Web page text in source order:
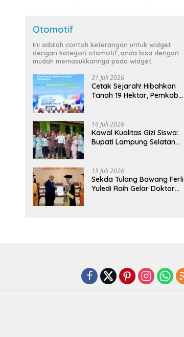
Otomotif
Ini adalah contoh keterangan untuk widget
dengan kategori otomotif, anda bisa dengan
mudah memasukkannya pada widget.
31 Juli 2026
Cetak Sejarah! Hibahkan
Tanah 19 Hektar, Pemkab
Terintegrasi Pertama di
Lampung
16 Juli 2026
Kawal Kualitas Gizi Siswa:
Bupati Lampung Selatan
Bergizi Gratis di Natar
15 Juli 2026
Sekda Tulang Bawang Ferli
Yuledi Raih Gelar Doktor